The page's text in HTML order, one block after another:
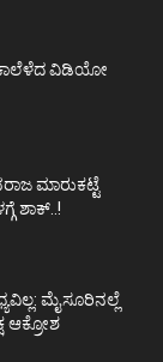
ವಿಡಿಯೋ
ಮಾರುಕಟ್ಟೆ
ಶಾಕ್..!
ಮೈಸೂರಿನಲ್ಲೆ
ಆಕ್ರೋಶ